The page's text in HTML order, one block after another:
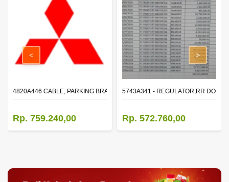
4820A446 CABLE, PARKING BRAKE, RR RH
Rp. 759.240,00
5743A341 - REGULATOR,RR DOOR
Rp. 572.760,00
< >